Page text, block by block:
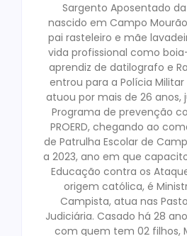
Sargento Aposentado
nascido em Campo
pai rasteleiro e mãe
vida profissional como
aprendiz de datilografo e
entrou para a Polícia Militar
atuou por mais de 26 anos,
Programa de prevenção
PROERD, chegando ao
de Patrulha Escolar de
a 2023, ano em que
Educação contra os
origem católica, é
Campista, atua nas
Judiciária. Casado há 28
com quem tem 02 filhos,